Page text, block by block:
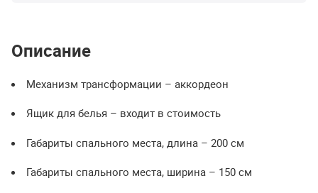
Описание
Механизм трансформации – аккордеон
Ящик для белья – входит в стоимость
Габариты спального места, длина – 200 см
Габариты спального места, ширина – 150 см